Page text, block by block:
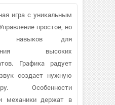
игра с уникальным
простое, но
навыков для
высоких
Графика радует
создает нужную
Особенности
механики держат в